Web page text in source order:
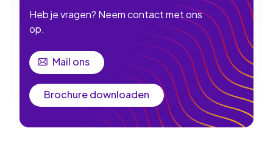
Heb je vragen? Neem contact met ons
op.
Mail ons
Brochure downloaden